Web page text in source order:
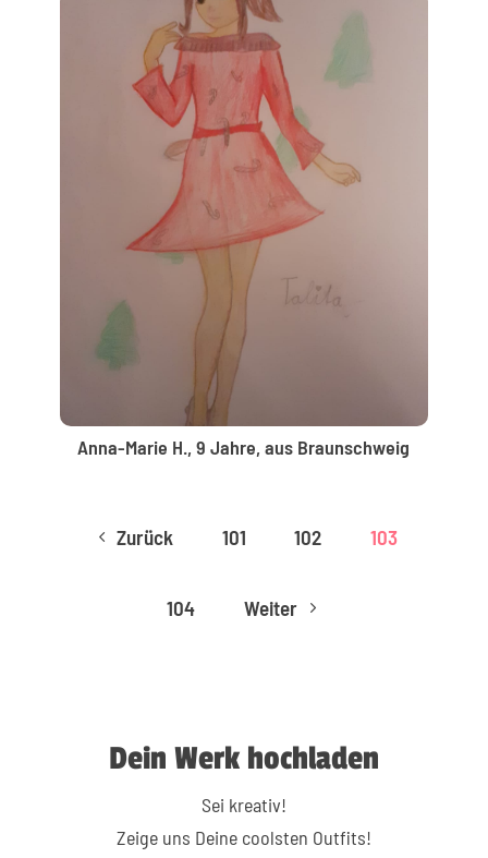
Anna-Marie H., 9 Jahre, aus Braunschweig
4 Zurück 101 102 103
104 Weiter 5
Dein Werk hochladen
Sei kreativ!
Zeige uns Deine coolsten Outfits!